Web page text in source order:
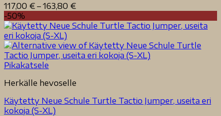
117,00 € – 163,80 €Hintaluokka:
-
-50%
Pikakatsele
Herkälle hevoselle
Käytetty Neue Schule Turtle Tactio Jumper, useita eri
kokoja (S-XL)